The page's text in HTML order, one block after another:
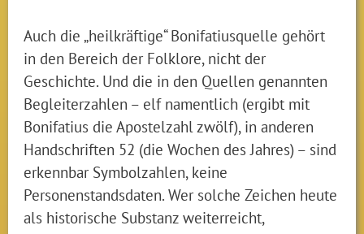
Auch die „heilkräftige“ Bonifatiusquelle gehört
in den Bereich der Folklore, nicht der
Geschichte. Und die in den Quellen genannten
Begleiterzahlen – elf namentlich (ergibt mit
Bonifatius die Apostelzahl zwölf), in anderen
Handschriften 52 (die Wochen des Jahres) – sind
erkennbar Symbolzahlen, keine
Personenstandsdaten. Wer solche Zeichen heute
als historische Substanz weiterreicht,